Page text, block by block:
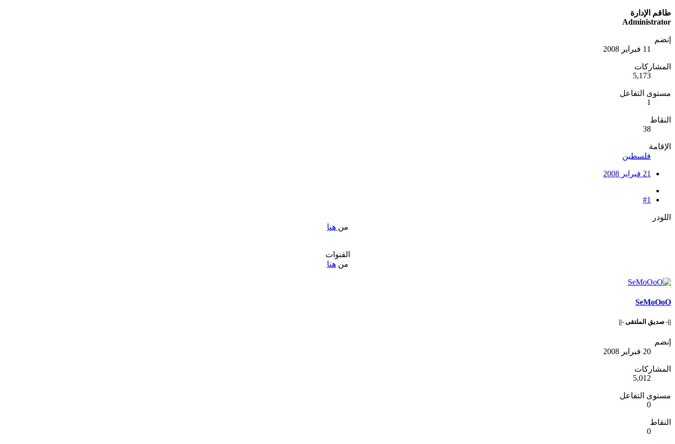
طاقم الإدارة
Administrator
إنضم
11 فبراير 2008
المشاركات
5,173
مستوى التفاعل
1
النقاط
38
الإقامة
فلسطين
21 فبراير 2008
#1
اللودر
من هنا
القنوات
منهنا
SeMoOoO
||- صديق الملتقى -||
إنضم
20 فبراير 2008
المشاركات
5,012
مستوى التفاعل
0
النقاط
0